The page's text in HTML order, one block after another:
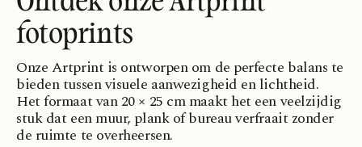
fotoprints
Onze Artprint is ontworpen om de perfecte balans te
bieden tussen visuele aanwezigheid en lichtheid.
Het formaat van 20 × 25 cm maakt het een veelzijdig
stuk dat een muur, plank of bureau verfraait zonder
de ruimte te overheersen.